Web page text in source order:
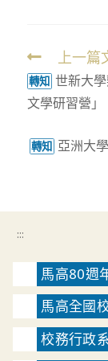
Read
more
articles
上一篇
轉知 世新大
文學研習營」
轉知 亞洲大
:::
馬高80週
馬高全國
校務行政